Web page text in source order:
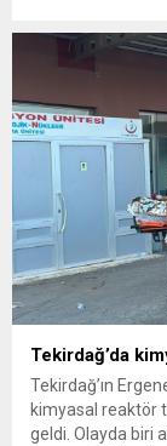
inceleme ve
Tekirdağ’da
Tekirdağ’ın
kimyasal reaktör
geldi. Olayda biri